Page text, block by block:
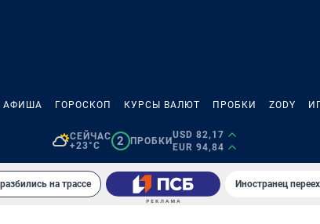
АФИША ГОРОСКОП КУРСЫ ВАЛЮТ ПРОБКИ ZODY
СЕЙЧАС
+23°C
2 ПРОБКИ
USD 82,17
EUR 94,84
на трассе Иностранец